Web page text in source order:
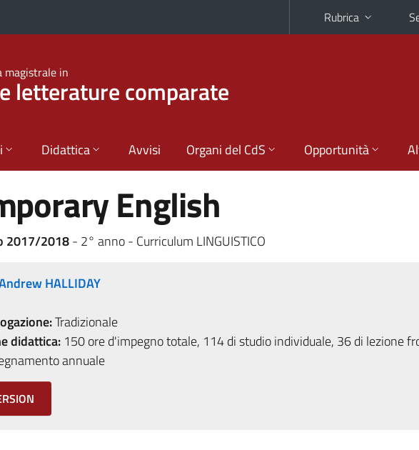
Rubrica
magistrale in
letterature comparate
Didattica Avvisi Organi del CdS Opportunità
English
2017/2018- 2° anno - Curriculum LINGUISTICO
HALLIDAY
Tradizionale
didattica:150 ore d'impegno totale, 114 di studio individuale, 36 di lezione
annuale